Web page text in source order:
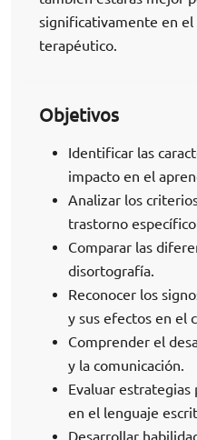
significativamente en
terapéutico.
Objetivos
Identificar las
impacto en el
Analizar los
trastorno
Comparar las
disortografía.
Reconocer los
y sus efectos en el
Comprender el
y la comunicación.
Evaluar
en el lenguaje
Desarrollar